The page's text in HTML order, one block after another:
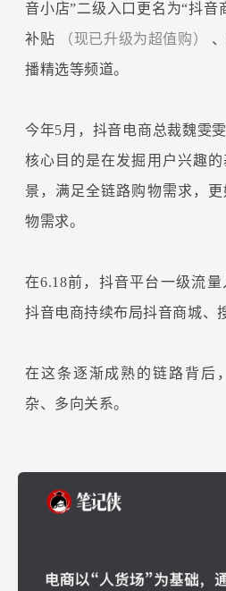
音小店”二级入口更名为“抖音
补贴
（现已升级为超值购）
播精选等频道。
今年5月，抖音电商总裁魏雯
核心目的是在发掘用户兴趣
景，满足全链路购物需求，
物需求。
在6.18前，抖音平台一级流量
抖音电商持续布局抖音商城、
在这条逐渐成熟的链路背后
杂、多向关系。